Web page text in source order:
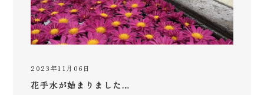
2023年11月06日
花手水が始まりました…